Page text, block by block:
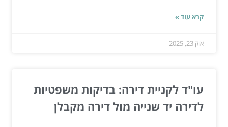
קרא עוד »
אוק 23, 2025
עו"ד לקניית דירה: בדיקות משפטיות
לדירה יד שנייה מול דירה מקבלן